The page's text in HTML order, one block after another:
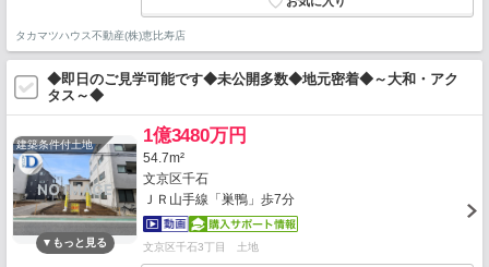
タカマツハウス不動産(株)恵比寿店
◆即日のご見学可能です◆未公開多数◆地元密着◆～大和・アク
タス～◆
建築条件付土地 1億3480万円
54.7m²
文京区千石
ＪＲ山手線「巣鴨」歩7分
文京区千石3丁目 土地